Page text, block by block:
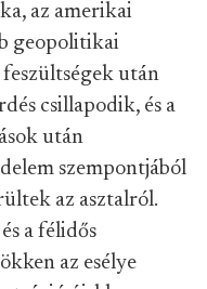
az amerikai
geopolitikai
után
csillapodik, és a
után
szempontjából
az asztalról.
a félidős
az esélye